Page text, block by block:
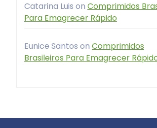
Catarina Luis on Comprimidos
Para Emagrecer Rápido
Eunice Santos on Comprimidos
Brasileiros Para Emagrecer